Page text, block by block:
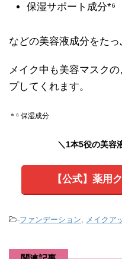
保湿サポート成分*⁶
などの美容液成分をたっ
メイク中も美容マスク
プしてくれます。
＊⁶ 保湿成分
＼1本5役の美容
【公式】薬用
-ファンデーション, メイクア